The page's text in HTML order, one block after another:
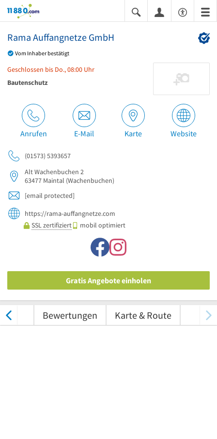
11880.com
Rama Auffangnetze GmbH
Vom Inhaber bestätigt
Geschlossen bis Do., 08:00 Uhr
Bautenschutz
Anrufen E-Mail Karte Website
(01573) 5393657
Alt Wachenbuchen 2
63477 Maintal (Wachenbuchen)
[email protected]
https://rama-auffangnetze.com
SSL zertifiziert
mobil optimiert
Gratis Angebote einholen
Bewertungen Karte & Route